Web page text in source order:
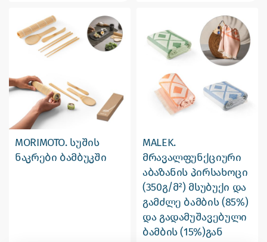
MORIMOTO. სუშის
ნაკრები ბამბუკში
MALEK.
მრავალფუნქციური
აბაზანის პირსახოცი
(350გ/მ²) მსუბუქი და
გამძლე ბამბის (85%)
და გადამუშავებული
ბამბის (15%)გან